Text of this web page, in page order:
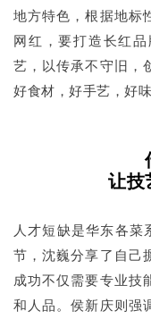
地方特色，根据地标
网红，要打造长红
艺，以传承不守旧，
好食材，好手艺，好味
让技
人才短缺是华东各菜
节，沈巍分享了自己
成功不仅需要专业技
和人品。侯新庆则强